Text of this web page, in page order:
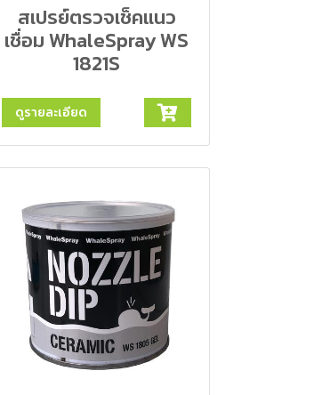
สเปรย์ตรวจเช็คแนว
เชื่อม WhaleSpray WS
1821S
ดูรายละเอียด